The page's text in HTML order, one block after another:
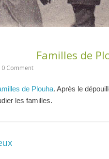
Familles de
0 Comment
de Plouha. Après le
les familles.